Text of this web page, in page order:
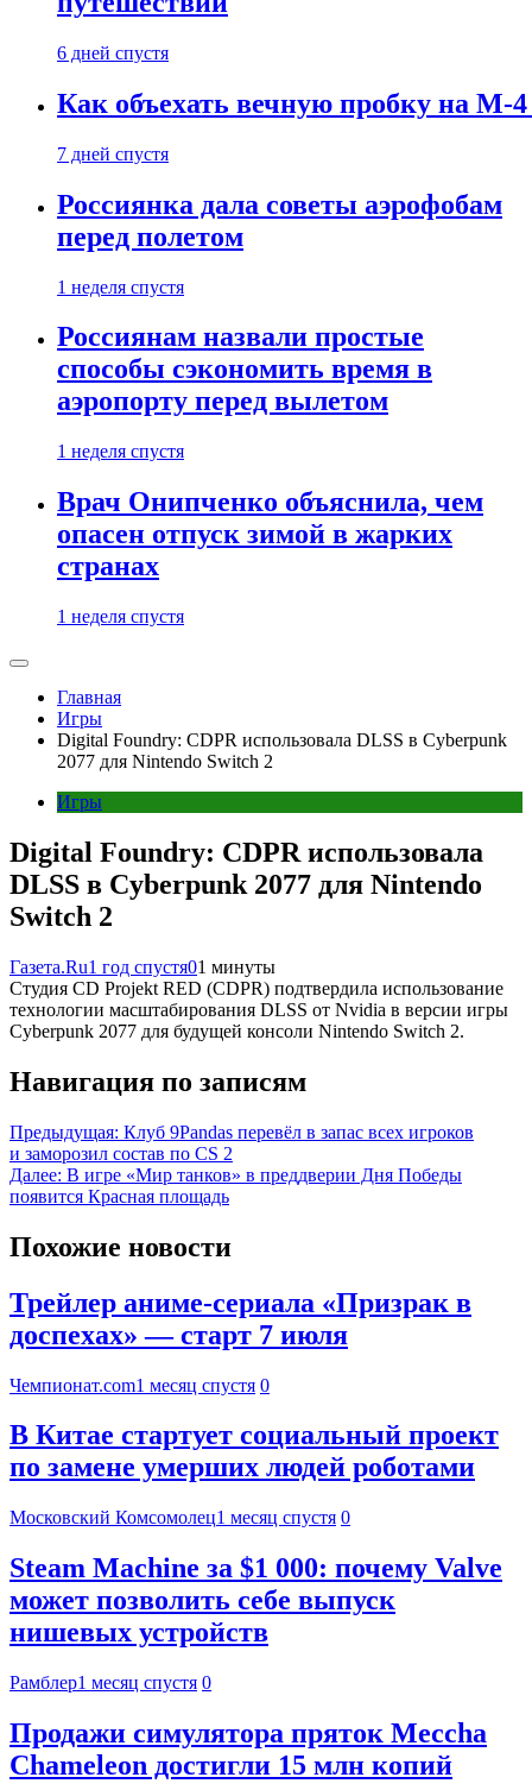
6 дней спустя
Как объехать вечную пробку на М-
7 дней спустя
Россиянка дала советы аэрофобам
перед полетом
1 неделя спустя
Россиянам назвали простые
способы сэкономить время в
аэропорту перед вылетом
1 неделя спустя
Врач Онипченко объяснила, чем
опасен отпуск зимой в жарких
странах
1 неделя спустя
Главная
Игры
Digital Foundry: CDPR использовала DLSS в Cyberpunk
2077 для Nintendo Switch 2
Игры
Digital Foundry: CDPR использовала
DLSS в Cyberpunk 2077 для Nintendo
Switch 2
Газета.Ru1 год спустя01 минуты
Студия CD Projekt RED (CDPR) подтвердила использование
технологии масштабирования DLSS от Nvidia в версии игры
Cyberpunk 2077 для будущей консоли Nintendo Switch 2.
Навигация по записям
Предыдущая: Клуб 9Pandas перевёл в запас всех игроков
и заморозил состав по CS 2
Далее: В игре «Мир танков» в преддверии Дня Победы
появится Красная площадь
Похожие новости
Трейлер аниме-сериала «Призрак в
доспехах» — старт 7 июля
Чемпионат.com1 месяц спустя 0
В Китае стартует социальный проект
по замене умерших людей роботами
Московский Комсомолец1 месяц спустя 0
Steam Machine за $1 000: почему Valve
может позволить себе выпуск
нишевых устройств
Рамблер1 месяц спустя 0
Продажи симулятора пряток Meccha
Chameleon достигли 15 млн копий